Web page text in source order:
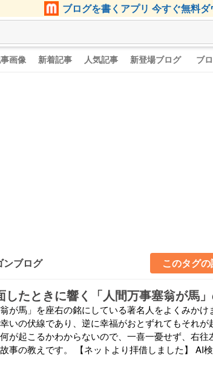
ブログを書くアプリ 今すぐ無料ダ
画像 新着記事 人気記事 新登場ブログ ブ
ンブログ このタグ
翁が馬」を座右の銘にしている著名人をよくみか
いの伏線であり、逆に幸福がおとずれてもそれ
が起こるかわからないので、一喜一憂せず、右
事の教えです。 【ネットより拝借しました】 AI